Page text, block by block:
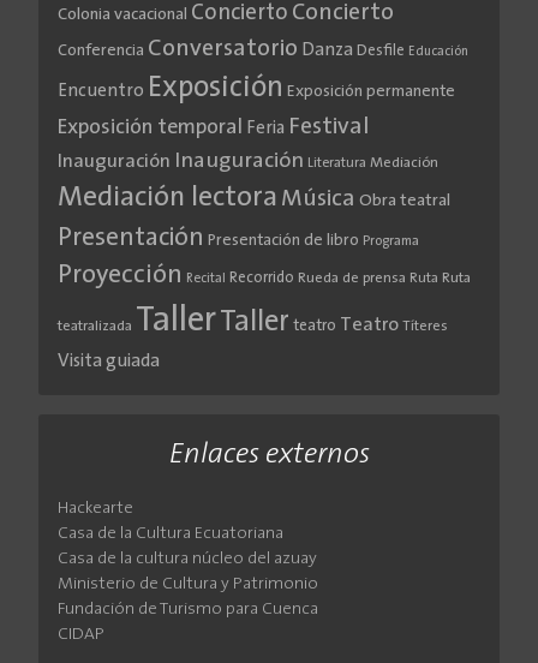
Colonia vacacional Concierto Concierto
Conferencia Conversatorio Danza Desfile Educación
Encuentro Exposición Exposición permanente
Exposición temporal Feria Festival
Inauguración Inauguración Literatura Mediación
Mediación lectora Música Obra teatral
Presentación Presentación de libro Programa
Proyección Recital Recorrido Rueda de prensa Ruta Ruta
teatralizada Taller Taller teatro Teatro Títeres
Visita guiada
Enlaces externos
Hackearte
Casa de la Cultura Ecuatoriana
Casa de la cultura núcleo del azuay
Ministerio de Cultura y Patrimonio
Fundación de Turismo para Cuenca
CIDAP